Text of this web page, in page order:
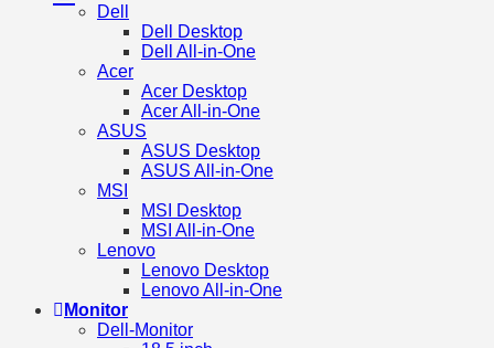
Dell
Dell Desktop
Dell All-in-One
Acer
Acer Desktop
Acer All-in-One
ASUS
ASUS Desktop
ASUS All-in-One
MSI
MSI Desktop
MSI All-in-One
Lenovo
Lenovo Desktop
Lenovo All-in-One
Monitor
Dell-Monitor